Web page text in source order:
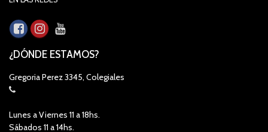
¿DÓNDE ESTAMOS?
Gregoria Perez 3345, Colegiales
Lunes a Viernes 11 a 18hs.
Sábados 11 a 14hs.